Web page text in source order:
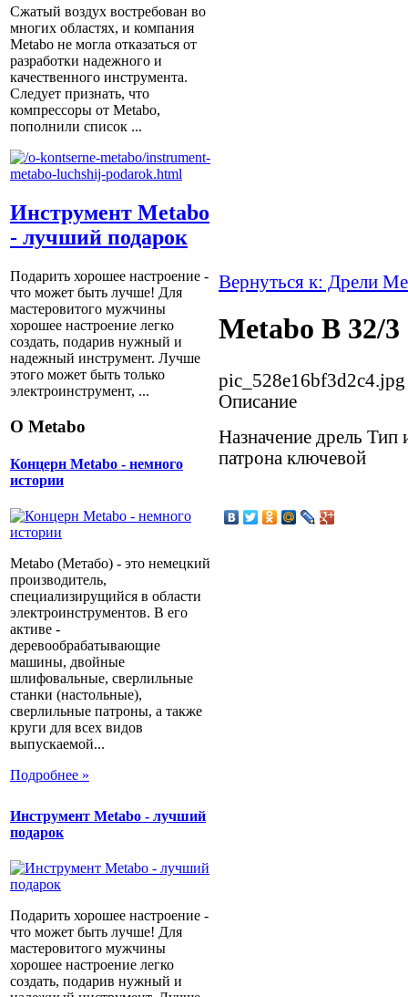
Сжатый воздух востребован во
многих областях, и компания
Metabo не могла отказаться от
разработки надежного и
качественного инструмента.
Следует признать, что
компрессоры от Metabо,
пополнили список ...
Инструмент Metabo
- лучший подарок
Подарить хорошее настроение -
что может быть лучше! Для
мастеровитого мужчины
хорошее настроение легко
создать, подарив нужный и
надежный инструмент. Лучше
этого может быть только
электроинструмент, ...
О Metabo
Концерн Metabo - немного
истории
Metabo (Метабо) - это немецкий
производитель,
специализирущийся в области
электроинструментов. В его
активе -
деревообрабатывающие
машины, двойные
шлифовальные, сверлильные
станки (настольные),
сверлильные патроны, а также
круги для всех видов
выпускаемой...
Подробнее »
Инструмент Metabo - лучший
подарок
Подарить хорошее настроение -
что может быть лучше! Для
мастеровитого мужчины
хорошее настроение легко
создать, подарив нужный и
Вернуться к: Дрели
Metabo B 32/3
pic_528e16bf3d2c4.jpg
Описание
Назначение дрель Тип
патрона ключевой